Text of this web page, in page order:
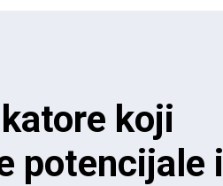
koji
potencijale i